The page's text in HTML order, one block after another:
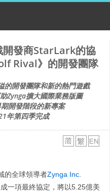
發商StarLark的協
Rival》的開發團隊
的開發團隊和新的熱門遊戲
Zynga擴大國際業務版圖
開發階段的新專案
年第四季完成
的全球領導者Zynga Inc.
一項最終協定，將以5.25億美